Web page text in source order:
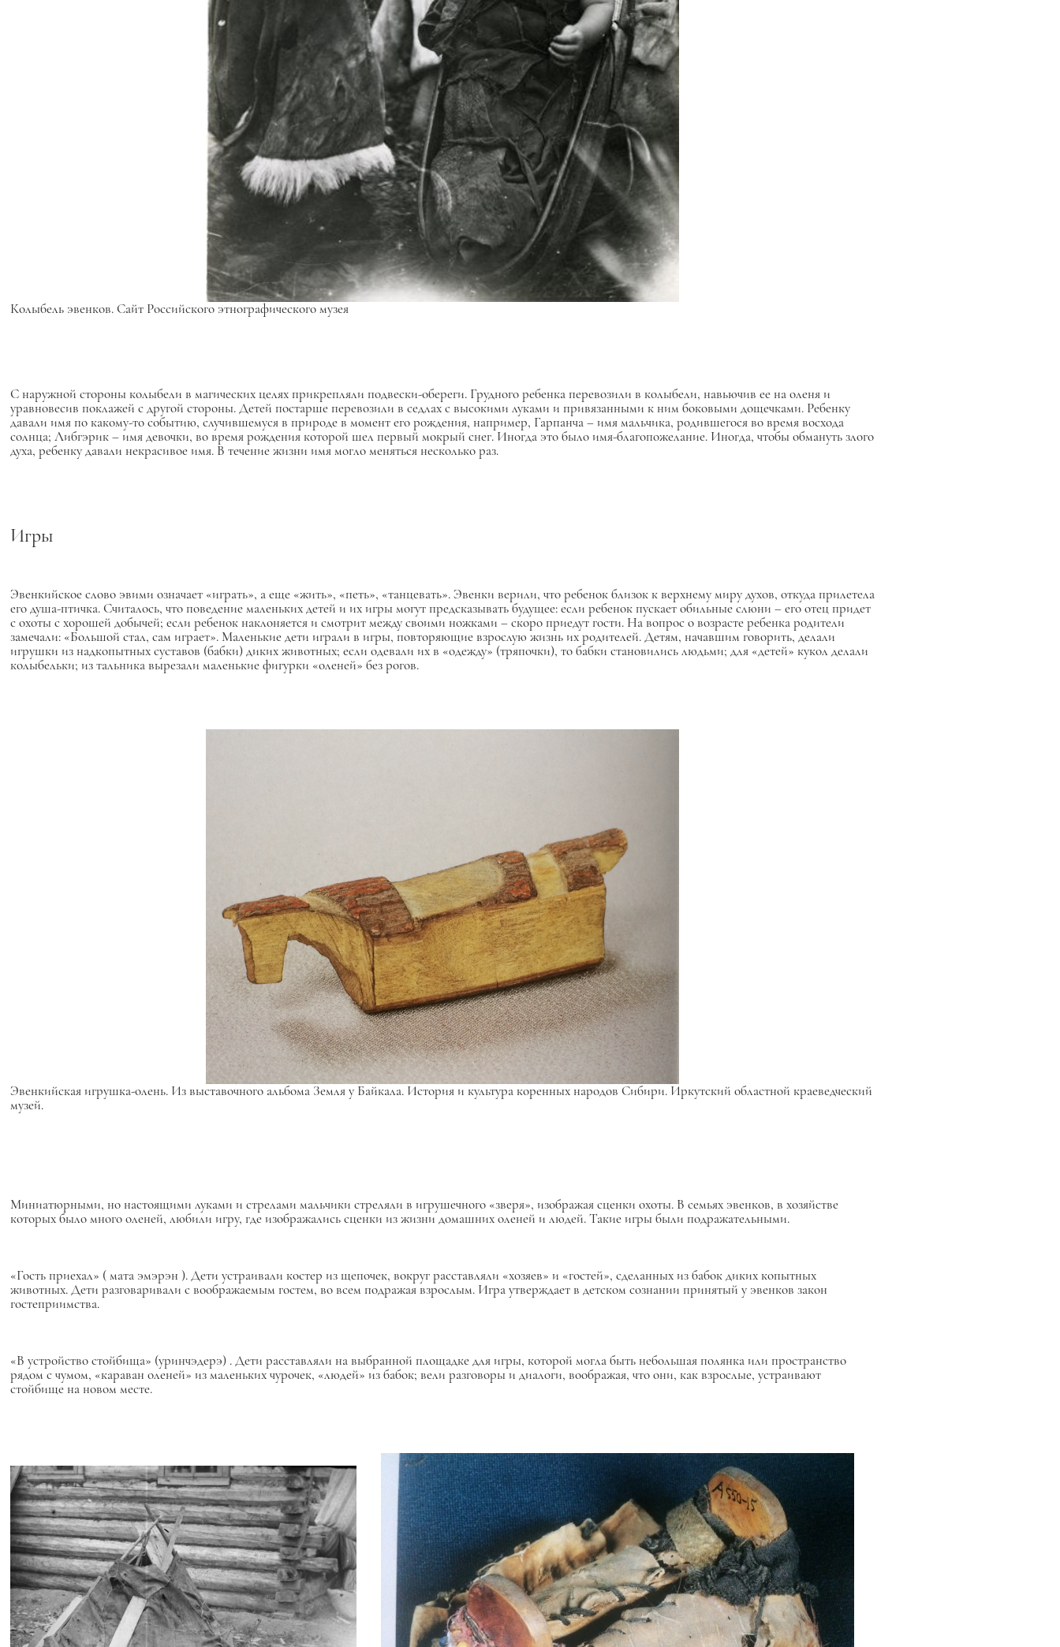
Колыбель эвенков. Сайт Российского этнографического музея
С наружной стороны колыбели в магических целях прикрепляли подвески-обереги. Грудного ребенка перевозили в колыбели, навьючив ее на оленя и
уравновесив поклажей с другой стороны. Детей постарше перевозили в седлах с высокими луками и привязанными к ним боковыми дощечками. Ребенку
давали имя по какому-то событию, случившемуся в природе в момент его рождения, например, Гарпанча – имя мальчика, родившегося во время восхода
солнца; Либгэрик – имя девочки, во время рождения которой шел первый мокрый снег. Иногда это было имя-благопожелание. Иногда, чтобы обмануть злого
духа, ребенку давали некрасивое имя. В течение жизни имя могло меняться несколько раз.
Игры
Эвенкийское слово эвими означает «играть», а еще «жить», «петь», «танцевать». Эвенки верили, что ребенок близок к верхнему миру духов, откуда прилетела
его душа-птичка. Считалось, что поведение маленьких детей и их игры могут предсказывать будущее: если ребенок пускает обильные слюни – его отец придет
с охоты с хорошей добычей; если ребенок наклоняется и смотрит между своими ножками – скоро приедут гости. На вопрос о возрасте ребенка родители
замечали: «Большой стал, сам играет». Маленькие дети играли в игры, повторяющие взрослую жизнь их родителей. Детям, начавшим говорить, делали
игрушки из надкопытных суставов (бабки) диких животных; если одевали их в «одежду» (тряпочки), то бабки становились людьми; для «детей» кукол делали
колыбельки; из тальника вырезали маленькие фигурки «оленей» без рогов.
Эвенкийская игрушка-олень. Из выставочного альбома Земля у Байкала. История и культура коренных народов Сибири. Иркутский областной краеведческий
музей.
Миниатюрными, но настоящими луками и стрелами мальчики стреляли в игрушечного «зверя», изображая сценки охоты. В семьях эвенков, в хозяйстве
которых было много оленей, любили игру, где изображались сценки из жизни домашних оленей и людей. Такие игры были подражательными.
«Гость приехал» (мата эмэрэн ). Дети устраивали костер из щепочек, вокруг расставляли «хозяев» и «гостей», сделанных из бабок диких копытных
животных. Дети разговаривали с воображаемым гостем, во всем подражая взрослым. Игра утверждает в детском сознании принятый у эвенков закон
гостеприимства.
«В устройство стойбища» (уринчэдерэ) . Дети расставляли на выбранной площадке для игры, которой могла быть небольшая полянка или пространство
рядом с чумом, «караван оленей» из маленьких чурочек, «людей» из бабок; вели разговоры и диалоги, воображая, что они, как взрослые, устраивают
стойбище на новом месте.